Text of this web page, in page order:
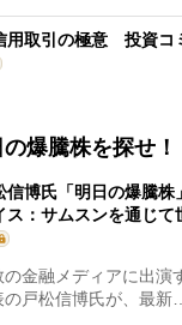
用取引の極意 投資コ
爆騰株を探せ！
信博氏「明日の爆騰
ス：サムスンを通じて
金融メディアに出演
戸松信博氏が、最新…